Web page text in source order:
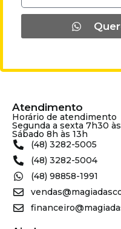
Atendimento
Horário de atendimento
Segunda a sexta 7h30
Sábado 8h às 13h
(48) 3282-5005
(48) 3282-5004
(48) 98858-1991